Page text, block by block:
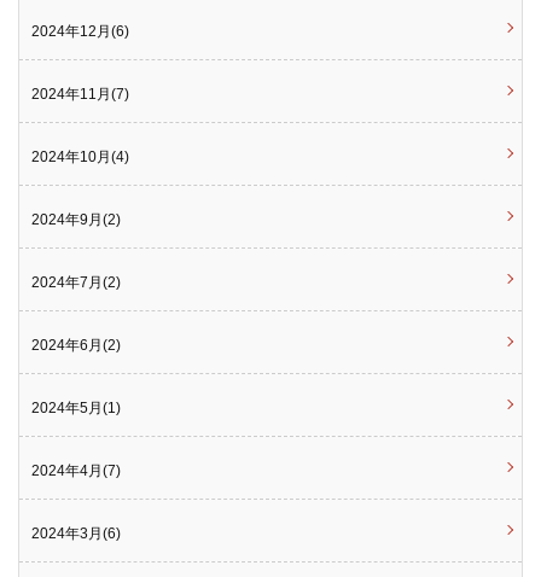
2024年12月(6)
2024年11月(7)
2024年10月(4)
2024年9月(2)
2024年7月(2)
2024年6月(2)
2024年5月(1)
2024年4月(7)
2024年3月(6)